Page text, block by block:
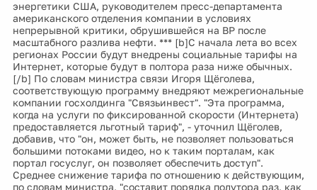
энергетики США, руководителем пресс-департамента
американского отделения компании в условиях
непрерывной критики, обрушившейся на BP после
масштабного разлива нефти. *** [b]С начала лета во всех
регионах России будут внедрены социальные тарифы на
Интернет, которые будут в полтора раза ниже обычных.
[/b] По словам министра связи Игоря Щёголева,
соответствующую программу внедряют межрегиональные
компании госхолдинга "Связьинвест". "Эта программа,
когда на услуги по фиксированной скорости (Интернета)
предоставляется льготный тариф", - уточнил Щёголев,
добавив, что "он, может быть, не позволяет пользоваться
большими потоками видео, но к таким порталам, как
портал госуслуг, он позволяет обеспечить доступ".
Среднее снижение тарифа по отношению к действующим,
по словам министра, "составит порядка полутора раз, как